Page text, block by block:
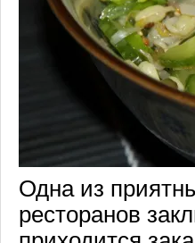
Одна из
ресторанов